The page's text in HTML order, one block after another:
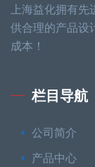
上海益化拥有
供合理的产品设
成本！
栏目导航
公司简介
产品中心